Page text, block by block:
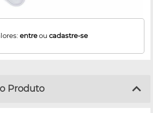
entreou cadastre-se
Produto